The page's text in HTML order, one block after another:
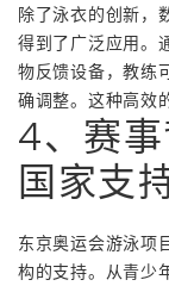
除了泳衣的创新，
得到了广泛应用。
物反馈设备，教练
确调整。这种高效
4、赛
国家支
东京奥运会游泳项
构的支持。从青少